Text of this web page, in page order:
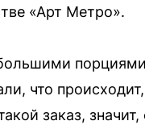
«Арт Метро».
что
заказ, значит,